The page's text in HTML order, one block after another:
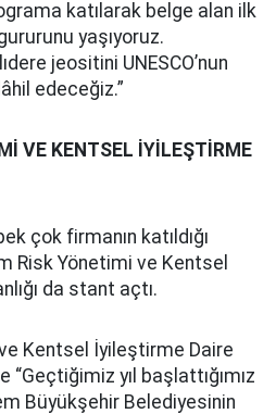
katılarak belge alan ilk
yaşıyoruz.
jeositini UNESCO’nun
edeceğiz.”
VE KENTSEL İYİLEŞTİRME
çok firmanın katıldığı
Risk Yönetimi ve Kentsel
da stant açtı.
Kentsel İyileştirme Daire
“Geçtiğimiz yıl başlattığımız
Büyükşehir Belediyesinin